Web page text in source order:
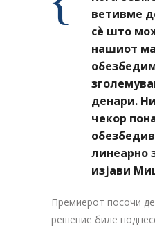
ветивме
сѐ што
нашиот
денари.
чекор
линеарно
изјави
Премиерот посочи
решение биле